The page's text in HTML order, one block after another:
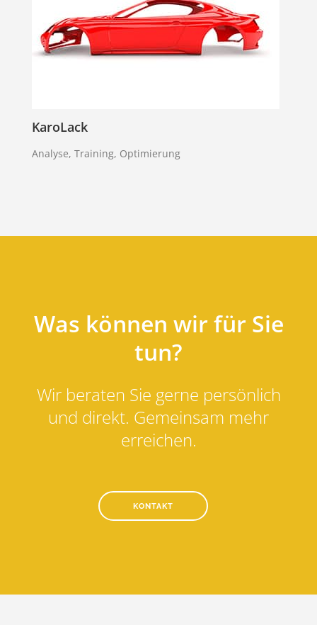
KaroLack
Analyse, Training, Optimierung
Was können wir für Sie
tun?
Wir beraten Sie gerne persönlich
und direkt. Gemeinsam mehr
erreichen.
KONTAKT